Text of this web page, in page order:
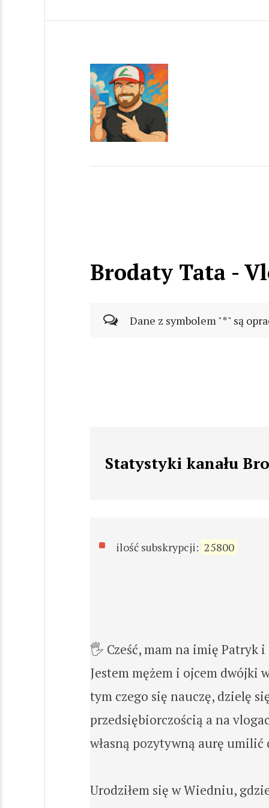
Brodaty Tata -
Dane z symbolem "*" są
Statystyki kanału
ilość subskrypcji: 25800
🖐 Cześć, mam na imię Patryk
Jestem mężem i ojcem dwójki
tym czego się nauczę, dzielę
przedsiębiorczością a na
własną pozytywną aurę
Urodziłem się w Wiedniu,